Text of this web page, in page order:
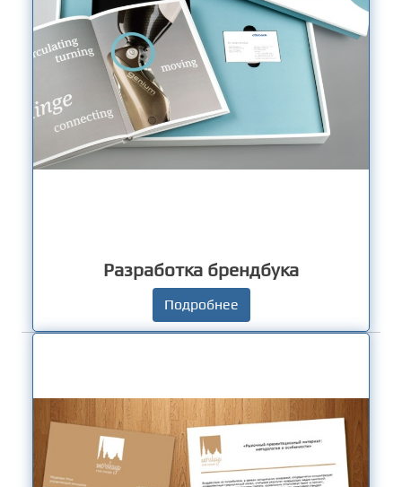
Разработка брендбука
Подробнее